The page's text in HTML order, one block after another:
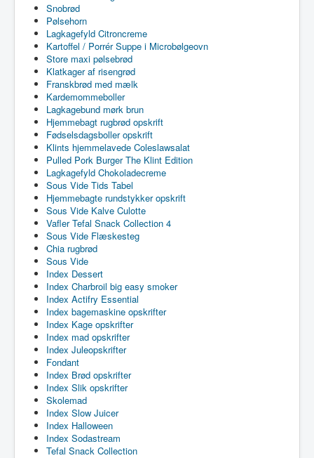
Snobrød
Pølsehorn
Lagkagefyld Citroncreme
Kartoffel / Porrér Suppe i Microbølgeovn
Store maxi pølsebrød
Klatkager af risengrød
Franskbrød med mælk
Kardemommeboller
Lagkagebund mørk brun
Hjemmebagt rugbrød opskrift
Fødselsdagsboller opskrift
Klints hjemmelavede Coleslawsalat
Pulled Pork Burger The Klint Edition
Lagkagefyld Chokoladecreme
Sous Vide Tids Tabel
Hjemmebagte rundstykker opskrift
Sous Vide Kalve Culotte
Vafler Tefal Snack Collection 4
Sous Vide Flæskesteg
Chia rugbrød
Sous Vide
Index Dessert
Index Charbroil big easy smoker
Index Actifry Essential
Index bagemaskine opskrifter
Index Kage opskrifter
Index mad opskrifter
Index Juleopskrifter
Fondant
Index Brød opskrifter
Index Slik opskrifter
Skolemad
Index Slow Juicer
Index Halloween
Index Sodastream
Tefal Snack Collection